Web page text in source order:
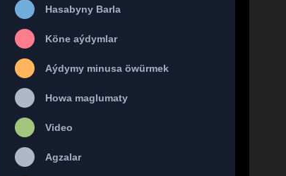
Hasabyny Barla
Köne aýdymlar
Aýdymy minusa öwürmek
Howa maglumaty
Video
Agzalar